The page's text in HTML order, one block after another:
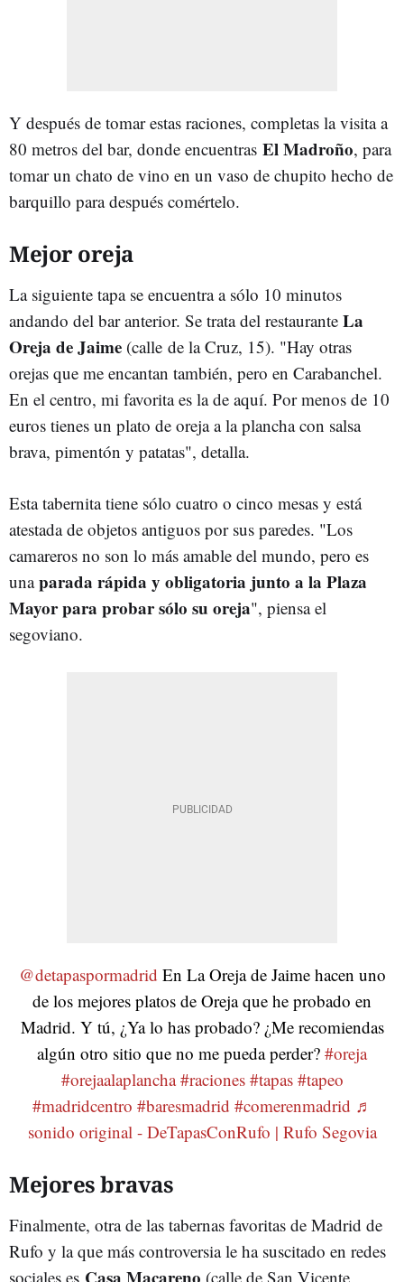
Y después de tomar estas raciones, completas la visita a
80 metros del bar, donde encuentras El Madroño, para
tomar un chato de vino en un vaso de chupito hecho de
barquillo para después comértelo.
Mejor oreja
La siguiente tapa se encuentra a sólo 10 minutos
andando del bar anterior. Se trata del restaurante La
Oreja de Jaime (calle de la Cruz, 15). "Hay otras
orejas que me encantan también, pero en Carabanchel.
En el centro, mi favorita es la de aquí. Por menos de 10
euros tienes un plato de oreja a la plancha con salsa
brava, pimentón y patatas", detalla.
Esta tabernita tiene sólo cuatro o cinco mesas y está
atestada de objetos antiguos por sus paredes. "Los
camareros no son lo más amable del mundo, pero es
unaparada rápida y obligatoria junto a la Plaza
Mayor para probar sólo su oreja", piensa el
segoviano.
@detapaspormadrid En La Oreja de Jaime hacen uno
de los mejores platos de Oreja que he probado en
Madrid. Y tú, ¿Ya lo has probado? ¿Me recomiendas
algún otro sitio que no me pueda perder? #oreja
#orejaalaplancha #raciones #tapas #tapeo
#madridcentro #baresmadrid #comerenmadrid ♬
sonido original - DeTapasConRufo | Rufo Segovia
Mejores bravas
Finalmente, otra de las tabernas favoritas de Madrid de
Rufo y la que más controversia le ha suscitado en redes
sociales es Casa Macareno (calle de San Vicente